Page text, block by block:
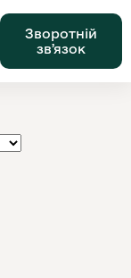
Зворотній
звʼязок